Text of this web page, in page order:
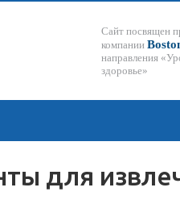
Сайт посвящен
компании
направления
здоровье»
для